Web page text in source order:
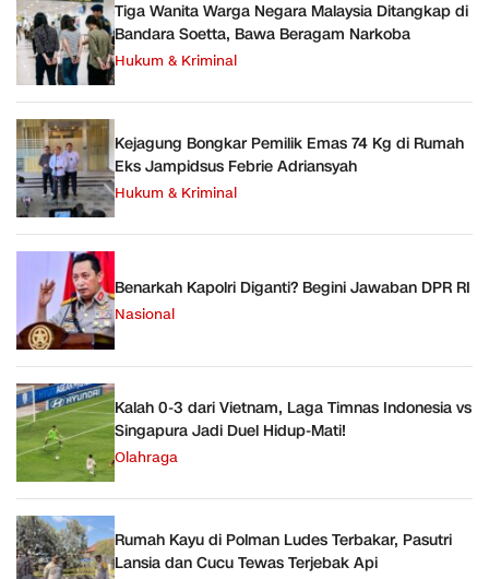
Tiga Wanita Warga Negara Malaysia Ditangkap di
Bandara Soetta, Bawa Beragam Narkoba
Hukum & Kriminal
Kejagung Bongkar Pemilik Emas 74 Kg di Rumah
Eks Jampidsus Febrie Adriansyah
Hukum & Kriminal
Benarkah Kapolri Diganti? Begini Jawaban DPR RI
Nasional
Kalah 0-3 dari Vietnam, Laga Timnas Indonesia vs
Singapura Jadi Duel Hidup-Mati!
Olahraga
Rumah Kayu di Polman Ludes Terbakar, Pasutri
Lansia dan Cucu Tewas Terjebak Api